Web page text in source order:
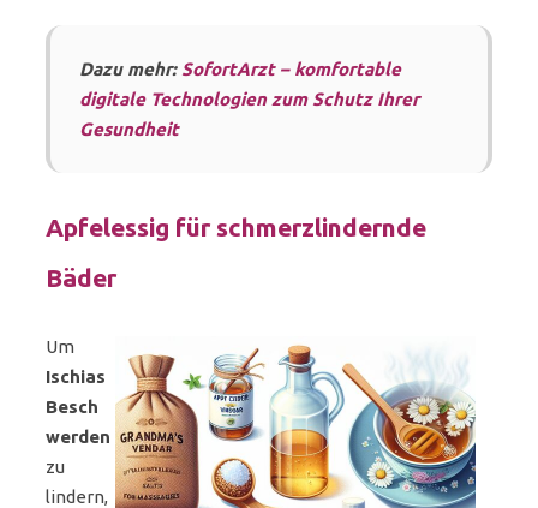
Dazu mehr: SofortArzt – komfortable
digitale Technologien zum Schutz Ihrer
Gesundheit
Apfelessig für schmerzlindernde
Bäder
Um
Ischias
Besch
werden
zu
lindern,